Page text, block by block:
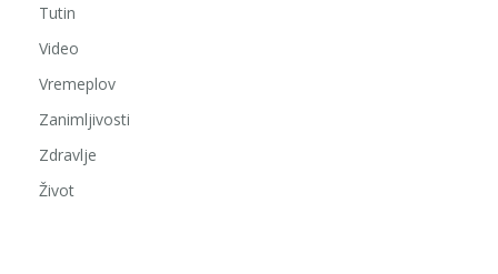
Tutin
Video
Vremeplov
Zanimljivosti
Zdravlje
Život